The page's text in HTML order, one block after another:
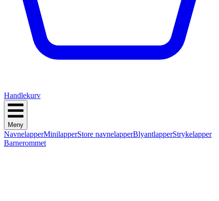
Handlekurv
Meny
NavnelapperMinilapperStore navnelapperBlyantlapperStrykelapper
Barnerommet